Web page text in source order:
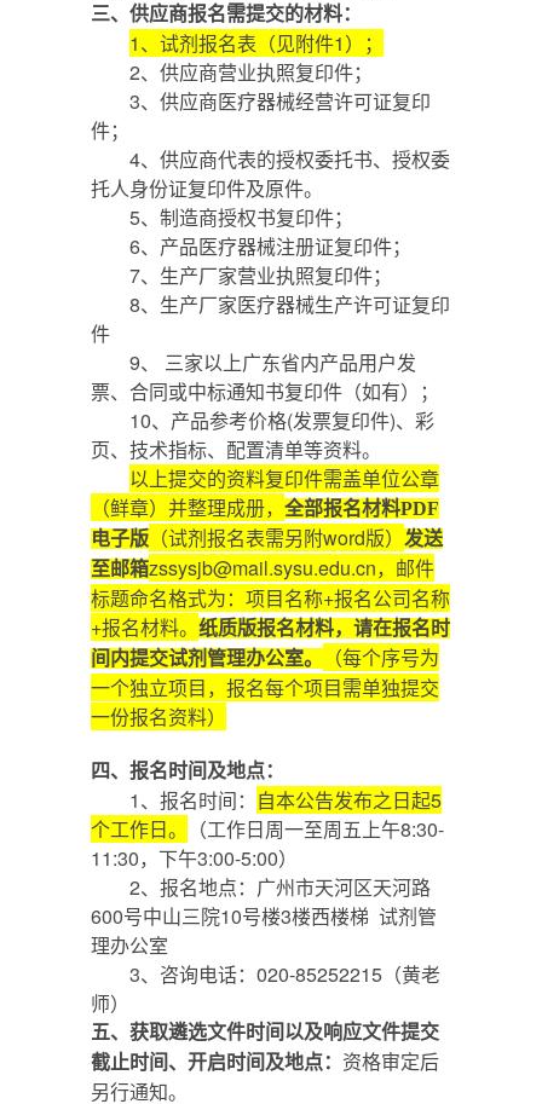
三、 供应商报名需提交的材料：
1、试剂报名表（见附件1）；
2、供应商营业执照复印件；
3、供应商医疗器械经营许可证复印
件；
4、供应商代表的授权委托书、授权委
托人身份证复印件及原件。
5、制造商授权书复印件；
6、产品医疗器械注册证复印件；
7、生产厂家营业执照复印件；
8、生产厂家医疗器械生产许可证复印
件
9、 三家以上广东省内产品用户发
票、合同或中标通知书复印件 （如有）
；
10、产品参考价格(发票复印件)、彩
页、技术指标、配置清单等资料。
以上提交的资料复印件需盖单位公章
（鲜章）并整理成册， 全部报名材料PDF
电子版
（试剂报名表需另附word版）
发送
至邮箱zssysjb@mail.sysu.edu.cn，邮件
标题命名格式为：项目名称+报名公司名称
+报名材料。 纸质版报名材料，请在报名时
间内提交试剂管理办公室。
（每个序号为
一个独立项目，报名每个项目需单独提交
一份报名资料）
四、报名时间及地点：
1、报名时间： 自本公告发布之日起5
个工作日。
（工作日周一至周五上午8:30-
11:30，下午3:00-5:00）
2、报名地点：广州市天河区天河路
600号中山三院10号楼3楼西楼梯 试剂管
理办公室
3、咨询电话：020-85252215（黄老
师）
五、获取遴选文件时间以及响应文件提交
截止时间、开启时间及地点： 资格审定后
另行通知。